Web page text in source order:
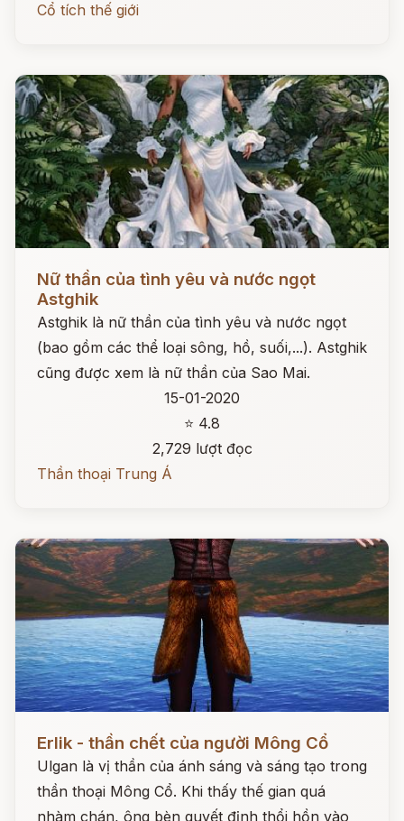
Cổ tích thế giới
Nữ thần của tình yêu và nước ngọt
Astghik
Astghik là nữ thần của tình yêu và nước ngọt
(bao gồm các thể loại sông, hồ, suối,...). Astghik
cũng được xem là nữ thần của Sao Mai.
15-01-2020
⭐ 4.8
2,729 lượt đọc
Thần thoại Trung Á
Erlik - thần chết của người Mông Cổ
Ulgan là vị thần của ánh sáng và sáng tạo trong
thần thoại Mông Cổ. Khi thấy thế gian quá
nhàm chán, ông bèn quyết định thổi hồn vào